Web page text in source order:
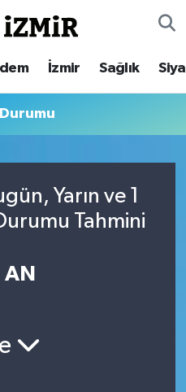
İzmir Sağlık
Yarın ve 1
Tahmini
AN
Haritası
ve Fikstür